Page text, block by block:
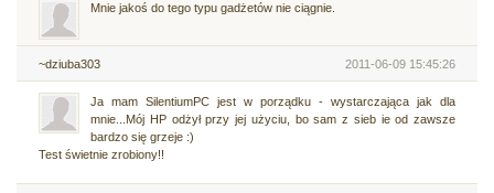
Mnie jakoś do tego typu gadżetów nie ciągnie.
~dziuba303 2011-06-09 15:45:26
Ja mam SilentiumPC jest w porządku - wystarczająca jak dla
mnie...Mój HP odżył przy jej użyciu, bo sam z sieb ie od zawsze
bardzo się grzeje :)
Test świetnie zrobiony!!